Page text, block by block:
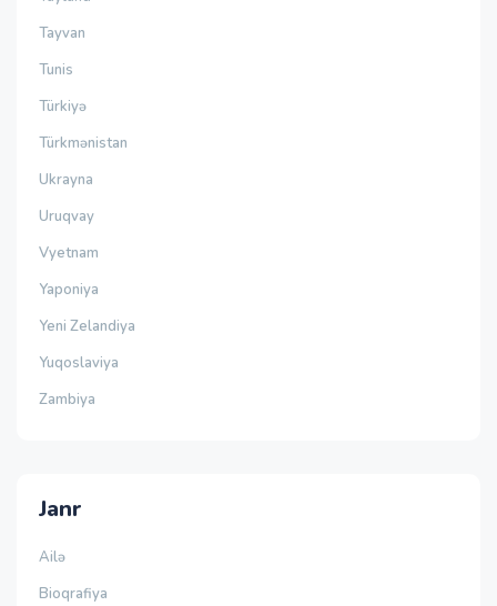
Tayvan
Tunis
Türkiyə
Türkmənistan
Ukrayna
Uruqvay
Vyetnam
Yaponiya
Yeni Zelandiya
Yuqoslaviya
Zambiya
Janr
Ailə
Bioqrafiya